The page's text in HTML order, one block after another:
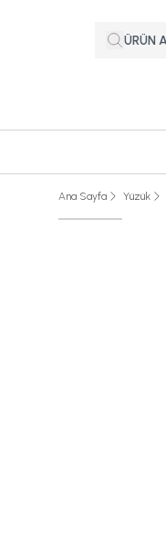
Ana Sayfa Yüzük